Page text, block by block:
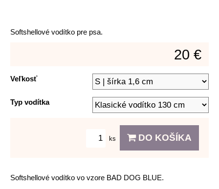
Softshellové vodítko pre psa.
20 €
Veľkosť
Typ vodítka
ks DO KOŠÍKA
Softshellové vodítko vo vzore BAD DOG BLUE.